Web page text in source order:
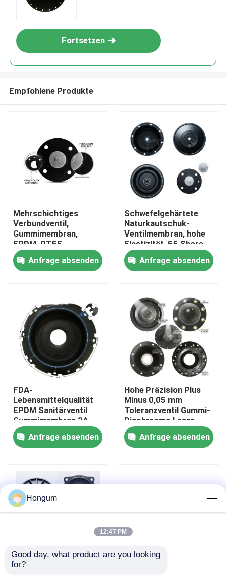
Produkte
Über uns
Werksbesichtigung
Qualitätskontrolle
Neuigkeiten
Rechtssachen
Bitte um ein Angebot
Fortsetzen
Empfohlene Produkte
Mehrschichtiges
Verbundventil,
Gummimembran,
EPDM, PTFE,
laminierte chemische
Barriere, doppelte
Härte
Anfrage absenden
Schwefelgehärtete
Naturkautschuk-
Ventilmembran, hohe
Elastizität, 55 Shore
A, pneumatischer
Antrieb OEM
Anfrage absenden
FDA-
Lebensmittelqualität
EPDM Sanitärventil
Gummimembran 3A
Milchprodukte CIP SIP
Clean Steam
kompatibel
Anfrage absenden
Hohe Präzision Plus
Minus 0,05 mm
Toleranzventil Gummi-
Diaphragma Laser
gemessen Injektion
geformtAnfrage absenden
Niedriges MOQ 10
Hongum
12:47 PM
Good day, what product are you looking
for?